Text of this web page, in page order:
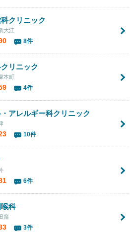
クリニック
大江
8件
リニック
本町
4件
アレルギー科クリニック
10件
6件
科
窪
3件